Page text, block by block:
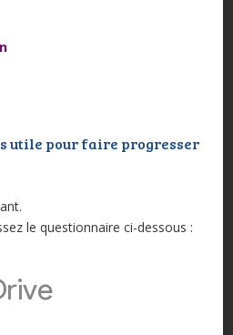
utile pour faire progresser
le questionnaire ci-dessous :